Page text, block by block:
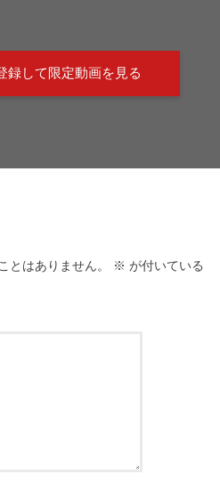
録して限定動画を見る
とはありません。 ※ が付いている